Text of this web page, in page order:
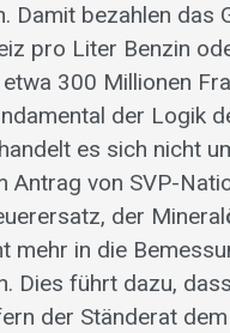
Damit bezahlen das
pro Liter Benzin
300 Millionen
der Logik
es sich nicht
Antrag von SVP-
der
in die
Dies führt dazu,
der Ständerat